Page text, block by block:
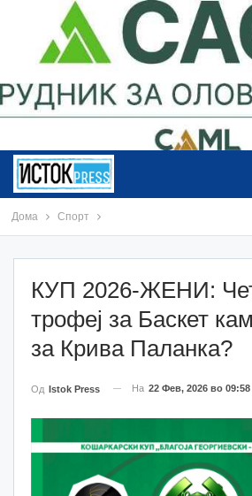
Дома Спорт
КУП 2026-ЖЕНИ:
трофеј за Баскет
за Крива Паланка?
Од Istok Press На 22 Фев, 2026 во 09:58